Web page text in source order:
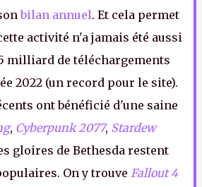
bilan annuel. Et cela permet
activité n'a jamais été aussi
milliard de téléchargements
2022 (un record pour le site).
ont bénéficié d'une saine
, Cyberpunk 2077, Stardew
gloires de Bethesda restent
On y trouve Fallout 4